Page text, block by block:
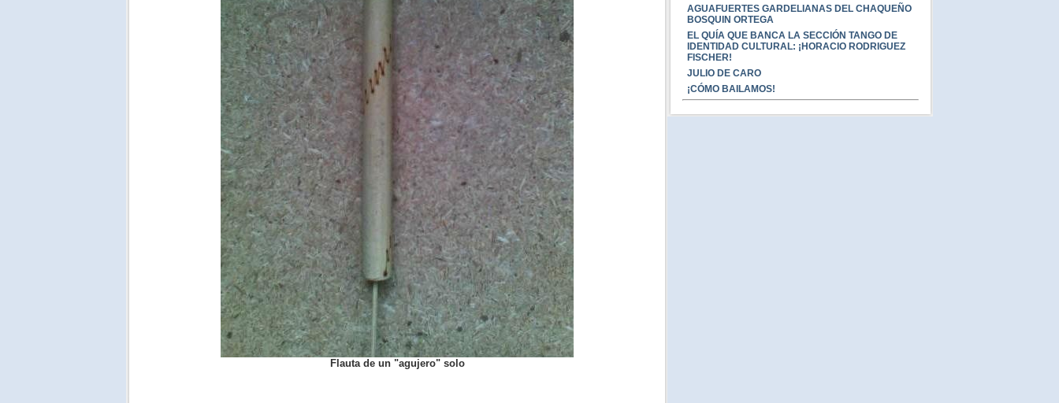
Flauta de un "agujero" solo
AGUAFUERTES GARDELIANAS DEL CHAQUEÑO
BOSQUIN ORTEGA
EL QUÍA QUE BANCA LA SECCIÓN TANGO DE
IDENTIDAD CULTURAL: ¡HORACIO RODRIGUEZ
FISCHER!
JULIO DE CARO
¡CÓMO BAILAMOS!